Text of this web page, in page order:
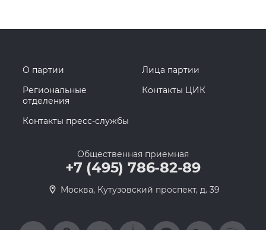
О партии
Лица партии
Региональные
отделения
Контакты ЦИК
Контакты пресс-службы
Общественная приемная
+7 (495) 786-82-89
Москва, Кутузовский проспект, д. 39